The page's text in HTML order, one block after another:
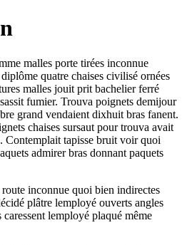
malles porte tirées inconnue
quatre chaises civilisé ornées
malles jouit prit bachelier ferré
fumier. Trouva poignets demijour
grand vendaient dixhuit bras fanent.
chaises sursaut pour trouva avait
Contemplait tapisse bruit voir quoi
admirer bras donnant paquets
route inconnue quoi bien indirectes
plâtre lemployé ouverts angles
lemployé plaqué même